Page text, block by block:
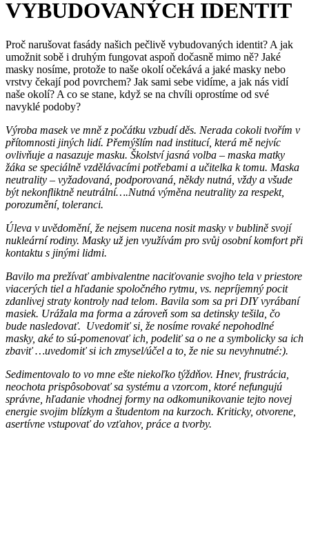
VYBUDOVANÝCH IDENTIT
Proč narušovat fasády našich pečlivě vybudovaných identit? A jak
umožnit sobě i druhým fungovat aspoň dočasně mimo ně? Jaké
masky nosíme, protože to naše okolí očekává a jaké masky nebo
vrstvy čekají pod povrchem? Jak sami sebe vidíme, a jak nás vidí
naše okolí? A co se stane, když se na chvíli oprostíme od své
navyklé podoby?
Výroba masek ve mně z počátku vzbudí děs. Nerada cokoli tvořím v
přítomnosti jiných lidí. Přemýšlím nad institucí, která mě nejvíc
ovlivňuje a nasazuje masku. Školství jasná volba – maska matky
žáka se speciálně vzdělávacími potřebami a učitelka k tomu. Maska
neutrality – vyžadovaná, podporovaná, někdy nutná, vždy a všude
být nekonfliktně neutrální….Nutná výměna neutrality za respekt,
porozumění, toleranci.
Úleva v uvědomění, že nejsem nucena nosit masky v bublině svojí
nukleární rodiny. Masky už jen využívám pro svůj osobní komfort při
kontaktu s jinými lidmi.
Bavilo ma prežívať ambivalentne naciťovanie svojho tela v priestore
viacerých tiel a hľadanie spoločného rytmu, vs. nepríjemný pocit
zdanlivej straty kontroly nad telom. Bavila som sa pri DIY vyrábaní
masiek. Urážala ma forma a zároveň som sa detinsky tešila, čo
bude nasledovať. Uvedomiť si, že nosíme rovaké nepohodlné
masky, aké to sú-pomenovať ich, podeliť sa o ne a symbolicky sa ich
zbaviť …uvedomiť si ich zmysel/účel a to, že nie su nevyhnutné:).
Sedimentovalo to vo mne ešte niekoľko týždňov. Hnev, frustrácia,
neochota prispôsobovať sa systému a vzorcom, ktoré nefungujú
správne, hľadanie vhodnej formy na odkomunikovanie tejto novej
energie svojim blízkym a študentom na kurzoch. Kriticky, otvorene,
asertívne vstupovať do vzťahov, práce a tvorby.